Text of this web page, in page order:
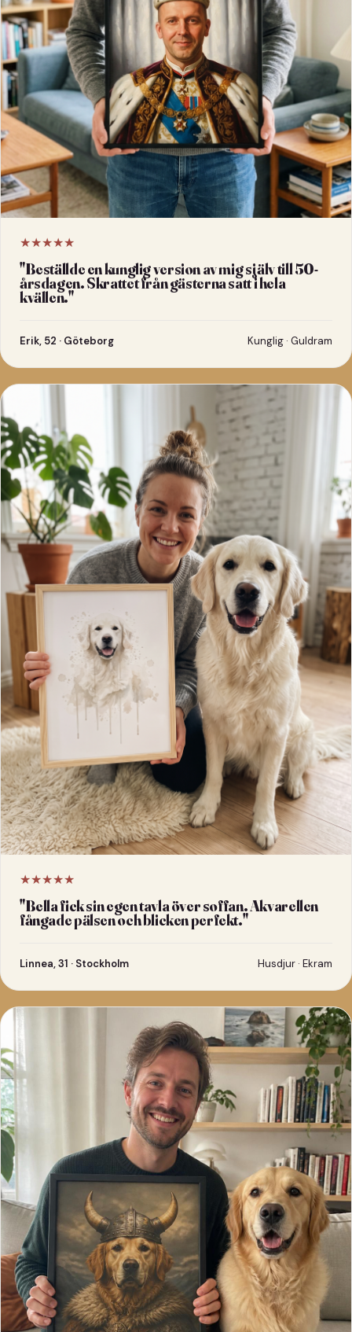
★★★★★
"Beställde en kunglig version av mig själv till 50-
årsdagen. Skrattet från gästerna satt i hela
kvällen."
Erik, 52 · Göteborg Kunglig · Guldram
★★★★★
"Bella fick sin egen tavla över soffan. Akvarellen
fångade pälsen och blicken perfekt."
Linnea, 31 · Stockholm Husdjur · Ekram